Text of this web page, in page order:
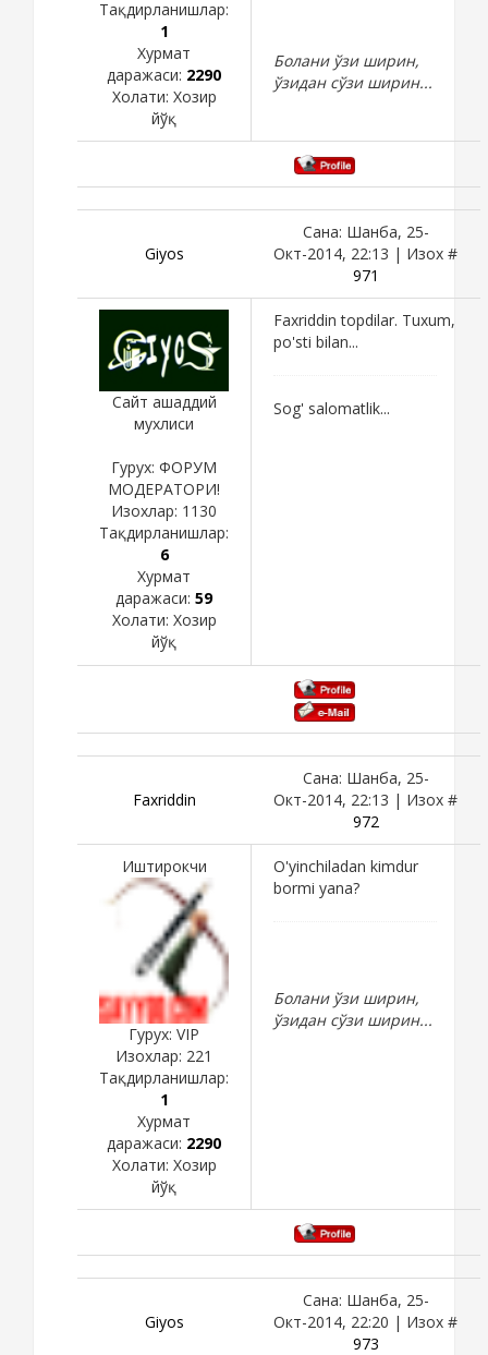
Тақдирланишлар:
1
Хурмат
даражаси: 2290
Холати: Хозир
йўқ
Болани ўзи ширин,
ўзидан сўзи ширин...
Giyos
Сана: Шанба, 25-
Окт-2014, 22:13 | Изох #
971
Сайт ашаддий
мухлиси
Гурух: ФОРУМ
МОДЕРАТОРИ!
Изохлар: 1130
Тақдирланишлар:
6
Хурмат
даражаси: 59
Холати: Хозир
йўқ
Faxriddin topdilar. Tuxum,
po'sti bilan...
Sog' salomatlik...
Faxriddin
Сана: Шанба, 25-
Окт-2014, 22:13 | Изох #
972
Иштирокчи
Гурух: VIP
Изохлар: 221
Тақдирланишлар:
1
Хурмат
даражаси: 2290
Холати: Хозир
йўқ
O'yinchiladan kimdur
bormi yana?
Болани ўзи ширин,
ўзидан сўзи ширин...
Giyos
Сана: Шанба, 25-
Окт-2014, 22:20 | Изох #
973